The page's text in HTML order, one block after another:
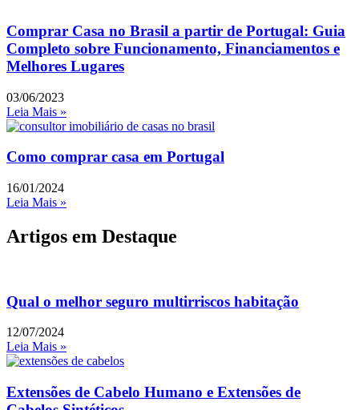
Comprar Casa no Brasil a partir de Portugal: Guia
Completo sobre Funcionamento, Financiamentos e
Melhores Lugares
03/06/2023
Leia Mais »
Como comprar casa em Portugal
16/01/2024
Leia Mais »
Artigos em Destaque
Qual o melhor seguro multirriscos habitação
12/07/2024
Leia Mais »
Extensões de Cabelo Humano e Extensões de